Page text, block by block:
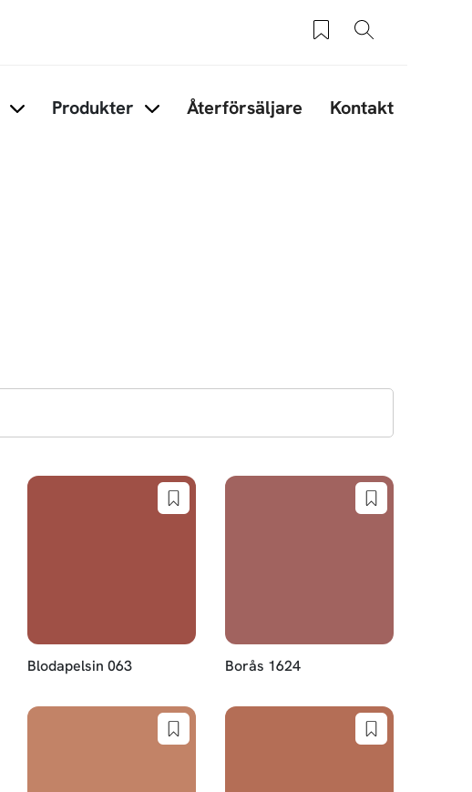
Sparade produkter
Sök
Produkter Återförsäljare Kontakt
Blodapelsin 063 Borås 1624